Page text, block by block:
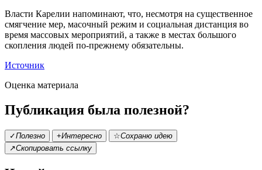
Власти Карелии напоминают, что, несмотря на существенное
смягчение мер, масочный режим и социальная дистанция во
время массовых мероприятий, а также в местах большого
скопления людей по-прежнему обязательны.
Источник
Оценка материала
Публикация была полезной?
✓Полезно +Интересно ☆Сохраню идею
↗Скопировать ссылку